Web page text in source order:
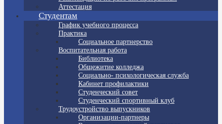
Аттестация
Студентам
График учебного процесса
Практика
Социальное партнерство
Воспитательная работа
Библиотека
Общежитие колледжа
Социально- психологическая служба
Кабинет профилактики
Студенческий совет
Студенческий спортивный клуб
Трудоустройство выпускников
Организации-партнеры